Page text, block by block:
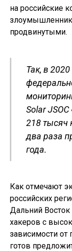
на российские
продвинутыми.
Так, в
Solar
218 тысяч
два раза
года.
Как отмечают
российских
Дальний
хакеров с
зависимости от
готов